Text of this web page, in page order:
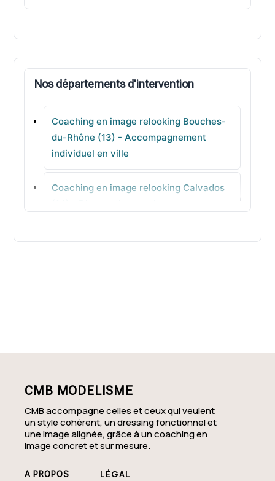
Saint-Cannat
Mollégès
Le Rove
Fos-sur-Mer
Cassis
Nos départements d'intervention
Coaching en image relooking Bouches-
du-Rhône (13) - Accompagnement
individuel en ville
Coaching en image relooking Calvados
Maritime (17) - Morphologie sans prise
CMB MODELISME
CMB accompagne celles et ceux qui veulent
un style cohérent, un dressing fonctionnel et
une image alignée, grâce à un coaching en
image concret et sur mesure.
A PROPOS LÉGAL